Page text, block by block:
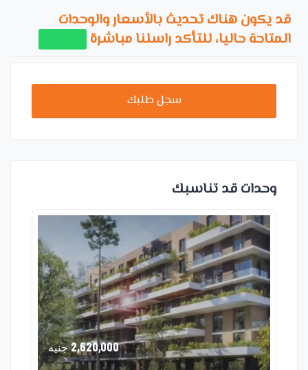
قد يكون هناك تحديث بالأسعار والوحدات
المتاحة حاليا، للتأكد راسلنا مباشرة
سجل طلبك
وحدات قد تناسبك
2,620,000 جنيه